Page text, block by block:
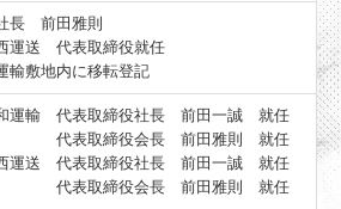
長 前田雅則
運送 代表取締役就任
敷地内に移転登記
運輸 代表取締役社長 前田一誠 就任
取締役会長 前田雅則 就任
運送 代表取締役社長 前田一誠 就任
取締役会長 前田雅則 就任